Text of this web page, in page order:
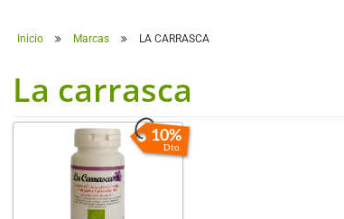
Inicio Marcas LA CARRASCA
La carrasca
10%
Dto.